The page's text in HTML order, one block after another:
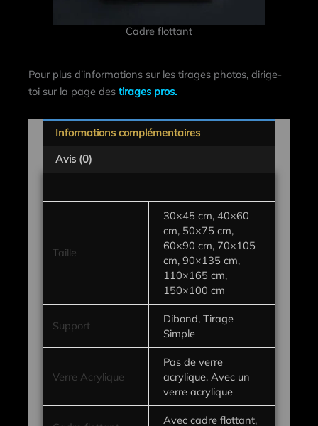
Cadre flottant
Pour plus d’informations sur les tirages photos, dirige-
toi sur la page des tirages pros.
Informations complémentaires
Avis (0)
Taille
30×45 cm, 40×60
cm, 50×75 cm,
60×90 cm, 70×105
cm, 90×135 cm,
110×165 cm,
150×100 cm
Support
Dibond, Tirage
Simple
Verre Acrylique
Pas de verre
acrylique, Avec un
verre acrylique
Avec cadre flottant,